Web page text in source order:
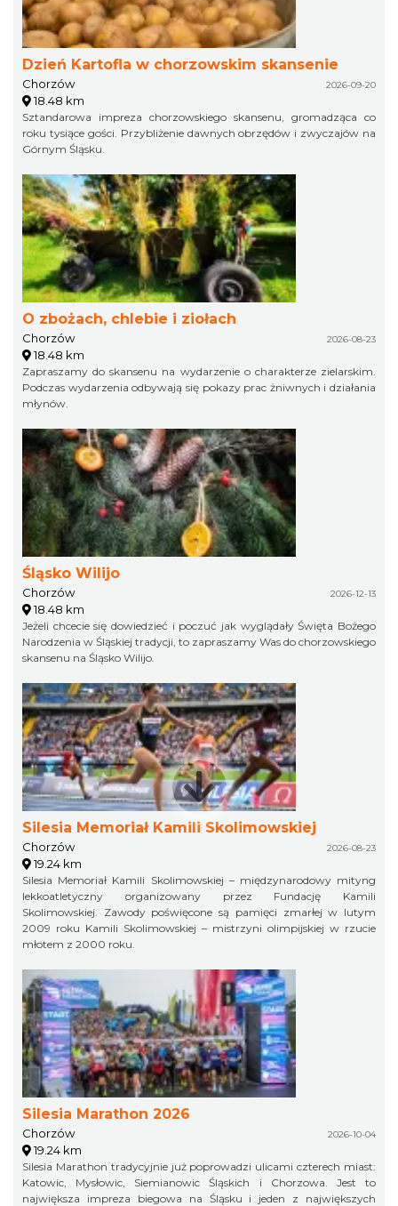
Dzień Kartofla w chorzowskim skansenie
Chorzów 2026-09-20
18.48 km
Sztandarowa impreza chorzowskiego skansenu, gromadząca co
roku tysiące gości. Przybliżenie dawnych obrzędów i zwyczajów na
Górnym Śląsku.
O zbożach, chlebie i ziołach
Chorzów 2026-08-23
18.48 km
Zapraszamy do skansenu na wydarzenie o charakterze zielarskim.
Podczas wydarzenia odbywają się pokazy prac żniwnych i działania
młynów.
Śląsko Wilijo
Chorzów 2026-12-13
18.48 km
Jeżeli chcecie się dowiedzieć i poczuć jak wyglądały Święta Bożego
Narodzenia w Śląskiej tradycji, to zapraszamy Was do chorzowskiego
skansenu na Śląsko Wilijo.
Silesia Memoriał Kamili Skolimowskiej
Chorzów 2026-08-23
19.24 km
Silesia Memoriał Kamili Skolimowskiej – międzynarodowy mityng
lekkoatletyczny organizowany przez Fundację Kamili
Skolimowskiej. Zawody poświęcone są pamięci zmarłej w lutym
2009 roku Kamili Skolimowskiej – mistrzyni olimpijskiej w rzucie
młotem z 2000 roku.
Silesia Marathon 2026
Chorzów 2026-10-04
19.24 km
Silesia Marathon tradycyjnie już poprowadzi ulicami czterech miast:
Katowic, Mysłowic, Siemianowic Śląskich i Chorzowa. Jest to
największa impreza biegowa na Śląsku i jeden z największych